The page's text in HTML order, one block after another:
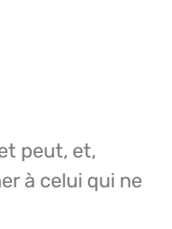
peut, et,
à celui qui ne